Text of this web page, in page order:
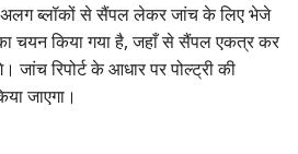
अलग ब्लॉकों से सैंपल लेकर जांच के लिए भेजे
चयन किया गया है, जहाँ से सैंपल एकत्र कर
जांच रिपोर्ट के आधार पर पोल्ट्री की
जाएगा।